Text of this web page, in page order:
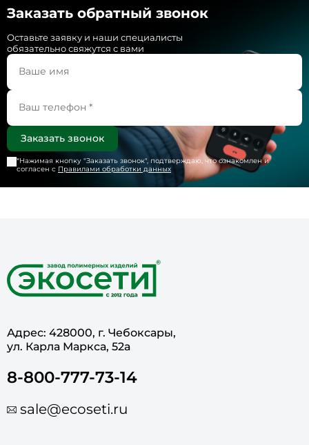
Заказать обратный звонок
Оставьте заявку и наши специалисты
обязательно свяжутся с вами
*Нажимая кнопку "Заказать звонок", подтверждаю, что ознакомлен и
согласен с Правилами обработки данных
Адрес: 428000, г. Чебоксары,
ул. Карла Маркса, 52а
8-800-777-73-14
sale@ecoseti.ru